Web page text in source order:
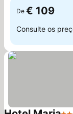
De € 109
Consulte os